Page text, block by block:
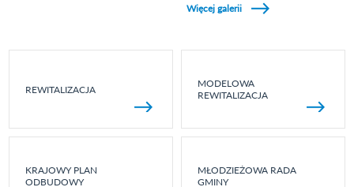
Więcej galerii
REWITALIZACJA
MODELOWA
REWITALIZACJA
KRAJOWY PLAN
ODBUDOWY
MŁODZIEŻOWA RADA
GMINY